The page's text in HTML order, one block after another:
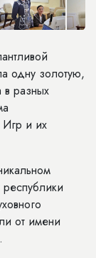
одну золотую,
разных
Игр и их
от имени